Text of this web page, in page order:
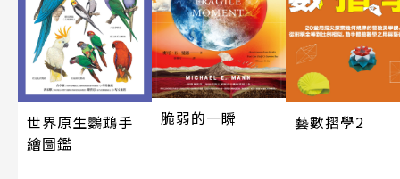
世界原生鸚鵡手
繪圖鑑
脆弱的一瞬 藝數摺學2